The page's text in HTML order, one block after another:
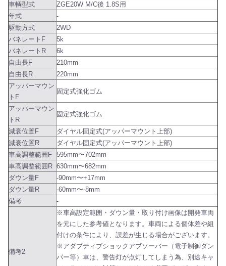
車輌型式
ZGE20W M/C後 1.8S用
年式
-
駆動方式
2WD
バネレートF
5k
バネレートR
6k
自由長F
210mm
自由長R
220mm
アッパーマウン
トF
固定式強化ゴム
アッパーマウン
トR
固定式強化ゴム
減衰位置F
ダイヤル固定式(アッパーマウント上部)
減衰位置R
ダイヤル固定式(アッパーマウント上部)
車高調整範囲F 595mm〜702mm
車高調整範囲R 630mm〜682mm
ダウン量F
-90mm〜+17mm
ダウン量R
-60mm〜-8mm
備考
-
備考2
※車高設定範囲・ダウン量・取り付け画像は開発車両
を元にした参考値となります。車両による個体差や組
付けの条件により、誤差が生じる場合がございます。
※アダプティブショックアブソーバー（電子制御ダン
パー等）車は、警告灯が点灯してしまう為、別途キャ